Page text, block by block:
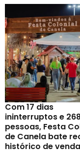
Com 17 dias
ininterruptos e
pessoas, Festa
de Canela bate
histórico de